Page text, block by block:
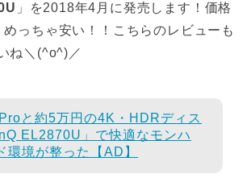
」を2018年4月に発売します！価格
めっちゃ安い！！こちらのレビューも
ね＼(^o^)／
と約5万円の4K・HDRディス
EL2870U」で快適なモンハ
環境が整った【AD】